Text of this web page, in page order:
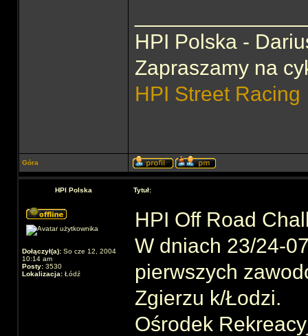
HPI Polska -
Zapraszamy na
HPI Street Racing
Góra
HPI Polska Tytuł:
Dołączył(a): So cze 12, 2004
10:14 am
Posty: 3530
Lokalizacja: Łódź
HPI Off Road
W dniach 23/24-
pierwszych
Zgierzu k/Łodzi.
Ośrodek